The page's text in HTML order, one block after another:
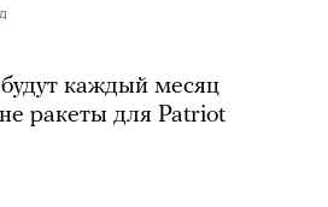
каждый месяц
ракеты для Patriot